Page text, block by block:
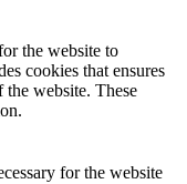
the website to
cookies that ensures
the website. These
for the website